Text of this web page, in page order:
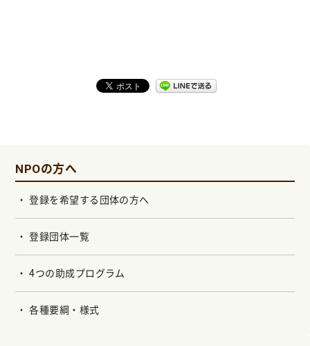
NPOの方へ
登録を希望する団体の方へ
登録団体一覧
4つの助成プログラム
各種要綱・様式